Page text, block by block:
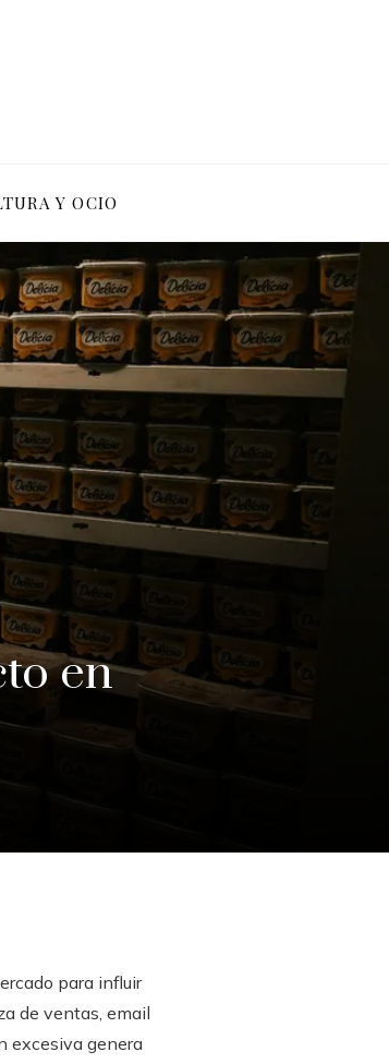
Y OCIO
en
para influir
de ventas, email
excesiva genera